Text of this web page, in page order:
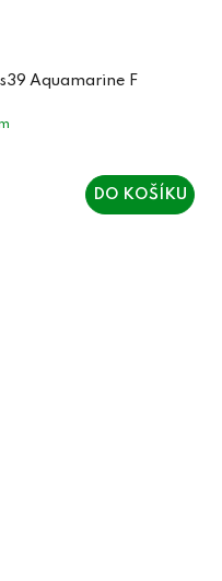
Aquamarine F
DO KOŠÍKU